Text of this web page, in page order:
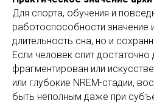
Для спорта, обучения и
работоспособности значение
длительность сна, но и
Если человек спит достаточно
фрагментирован или
или глубокие NREM-стадии,
быть неполным даже при